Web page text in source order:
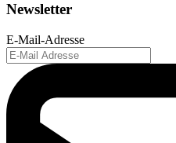
Newsletter
E-Mail-Adresse